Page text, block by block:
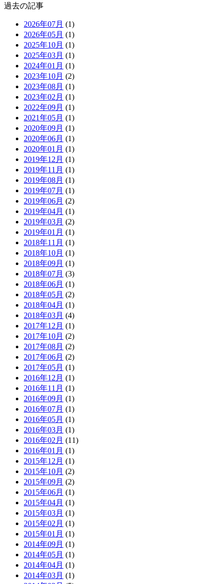
過去の記事
2026年07月 (1)
2026年05月 (1)
2025年10月 (1)
2025年03月 (1)
2024年01月 (1)
2023年10月 (2)
2023年08月 (1)
2023年02月 (1)
2022年09月 (1)
2021年05月 (1)
2020年09月 (1)
2020年06月 (1)
2020年01月 (1)
2019年12月 (1)
2019年11月 (1)
2019年08月 (1)
2019年07月 (1)
2019年06月 (2)
2019年04月 (1)
2019年03月 (2)
2019年01月 (1)
2018年11月 (1)
2018年10月 (1)
2018年09月 (1)
2018年07月 (3)
2018年06月 (1)
2018年05月 (2)
2018年04月 (1)
2018年03月 (4)
2017年12月 (1)
2017年10月 (2)
2017年08月 (2)
2017年06月 (2)
2017年05月 (1)
2016年12月 (1)
2016年11月 (1)
2016年09月 (1)
2016年07月 (1)
2016年05月 (1)
2016年03月 (1)
2016年02月 (11)
2016年01月 (1)
2015年12月 (1)
2015年10月 (2)
2015年09月 (2)
2015年06月 (1)
2015年04月 (1)
2015年03月 (1)
2015年02月 (1)
2015年01月 (1)
2014年09月 (1)
2014年05月 (1)
2014年04月 (1)
2014年03月 (1)